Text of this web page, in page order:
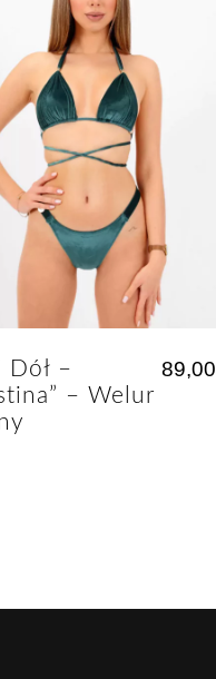
Dół –
– Welur
89,00